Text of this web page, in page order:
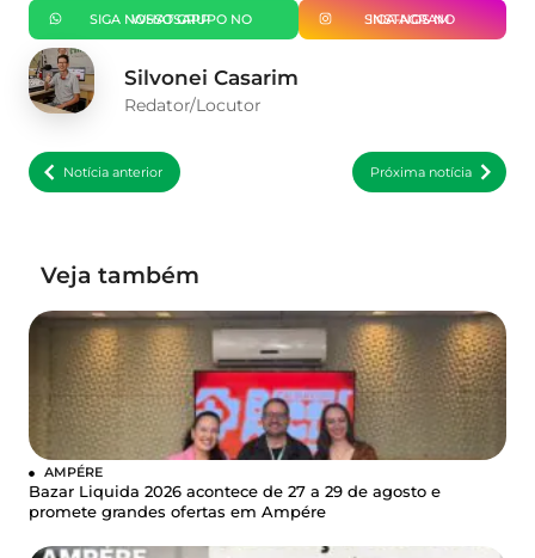
SIGA NOSSO GRUPO NO WHATSAPP SIGA-NOS NO INSTAGRAM
Silvonei Casarim
Redator/Locutor
Notícia anterior Próxima notícia
Veja também
AMPÉRE
Bazar Liquida 2026 acontece de 27 a 29 de agosto e
promete grandes ofertas em Ampére